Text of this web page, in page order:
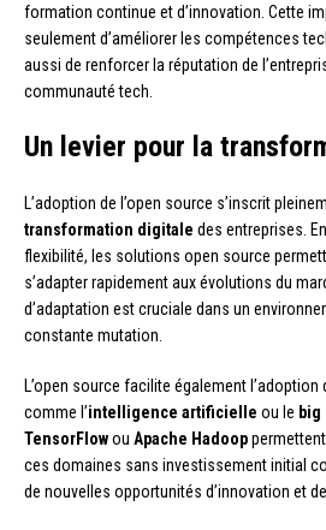
formation continue et d’innovation. Cette
seulement d’améliorer les compétences
aussi de renforcer la réputation de
communauté tech.
Un levier pour la
L’adoption de l’open source s’inscrit
transformation digitale des entreprises.
flexibilité, les solutions open source
s’adapter rapidement aux évolutions du
d’adaptation est cruciale dans un
constante mutation.
L’open source facilite également
comme l’intelligence artificielle ou le big
TensorFlowou Apache Hadoop
ces domaines sans investissement initial
de nouvelles opportunités d’innovation et